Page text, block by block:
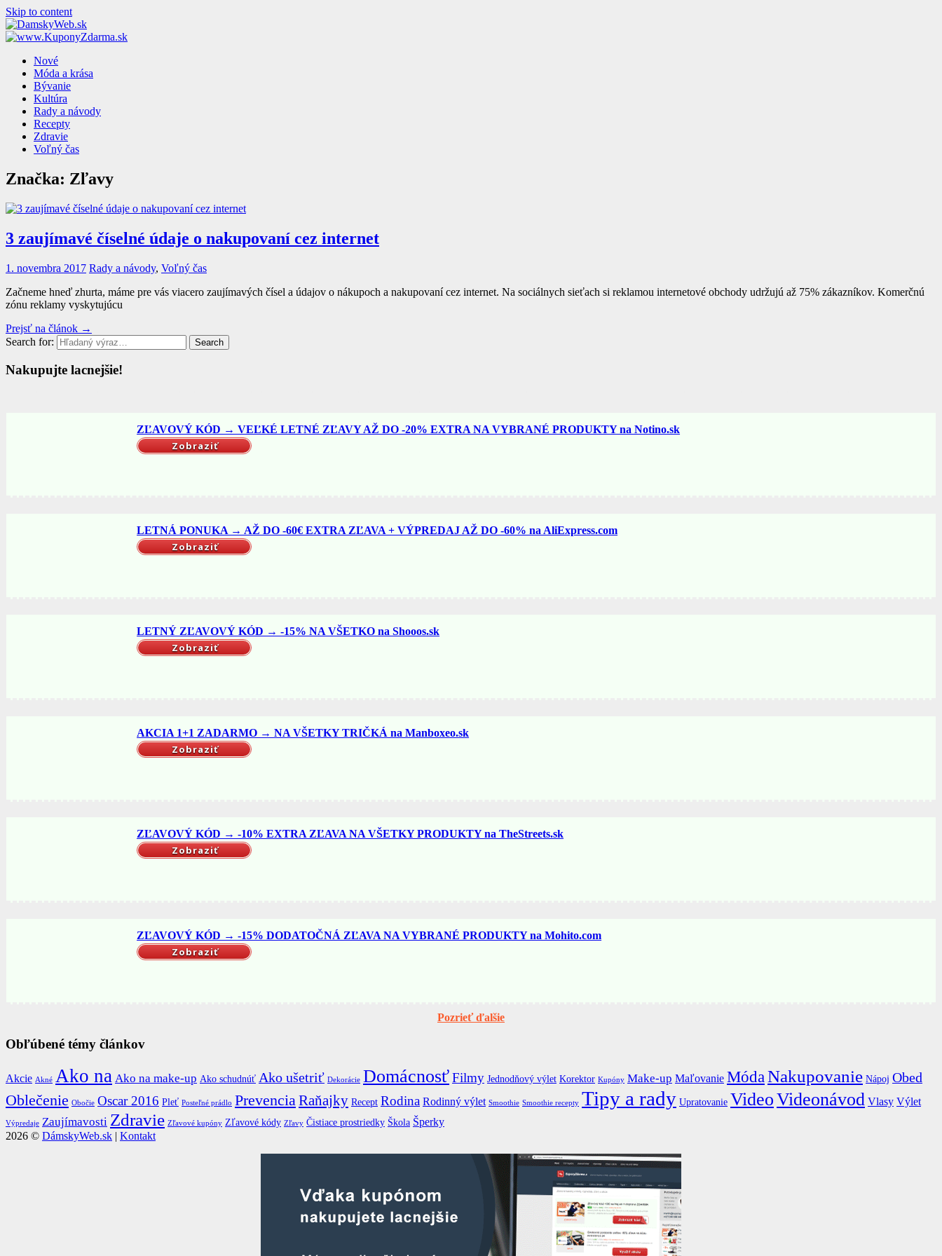
Skip to content
Nové
Móda a krása
Bývanie
Kultúra
Rady a návody
Recepty
Zdravie
Voľný čas
Značka: Zľavy
3 zaujímavé číselné údaje o nakupovaní cez internet
1. novembra 2017 Rady a návody, Voľný čas
Začneme hneď zhurta, máme pre vás viacero zaujímavých čísel a údajov o nákupoch a nakupovaní cez internet. Na sociálnych sieťach si reklamou internetové obchody udržujú až 75% zákazníkov. Komerčnú
zónu reklamy vyskytujúcu
Prejsť na článok →
Search for:
Search
Nakupujte lacnejšie!
ZĽAVOVÝ KÓD → VEĽKÉ LETNÉ ZĽAVY AŽ DO -20% EXTRA NA VYBRANÉ PRODUKTY na Notino.sk
Zobraziť
LETNÁ PONUKA → AŽ DO -60€ EXTRA ZĽAVA + VÝPREDAJ AŽ DO -60% na AliExpress.com
Zobraziť
LETNÝ ZĽAVOVÝ KÓD → -15% NA VŠETKO na Shooos.sk
Zobraziť
AKCIA 1+1 ZADARMO → NA VŠETKY TRIČKÁ na Manboxeo.sk
Zobraziť
ZĽAVOVÝ KÓD → -10% EXTRA ZĽAVA NA VŠETKY PRODUKTY na TheStreets.sk
Zobraziť
ZĽAVOVÝ KÓD → -15% DODATOČNÁ ZĽAVA NA VYBRANÉ PRODUKTY na Mohito.com
Zobraziť
Pozrieť ďalšie
Obľúbené témy článkov
Akcie Akné Ako na Ako na make-up Ako schudnúť Ako ušetriť Dekorácie DomácnosťFilmy Jednodňový výlet Korektor Kupóny Make-up Maľovanie MódaNakupovanie Nápoj Obed
Oblečenie Obočie Oscar 2016 Pleť Posteľné prádlo Prevencia Raňajky Recept Rodina Rodinný výlet Smoothie Smoothie recepty Tipy a rady Upratovanie VideoVideonávod Vlasy Výlet
Výpredaje Zaujímavosti Zdravie Zľavové kupóny Zľavové kódy Zľavy Čistiace prostriedky Škola Šperky
2026 © DámskyWeb.sk | Kontakt